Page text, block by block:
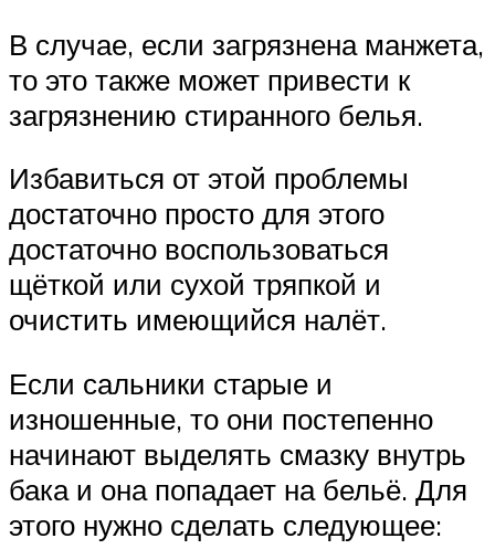
В случае, если загрязнена манжета,
то это также может привести к
загрязнению стиранного белья.
Избавиться от этой проблемы
достаточно просто для этого
достаточно воспользоваться
щёткой или сухой тряпкой и
очистить имеющийся налёт.
Если сальники старые и
изношенные, то они постепенно
начинают выделять смазку внутрь
бака и она попадает на бельё. Для
этого нужно сделать следующее: